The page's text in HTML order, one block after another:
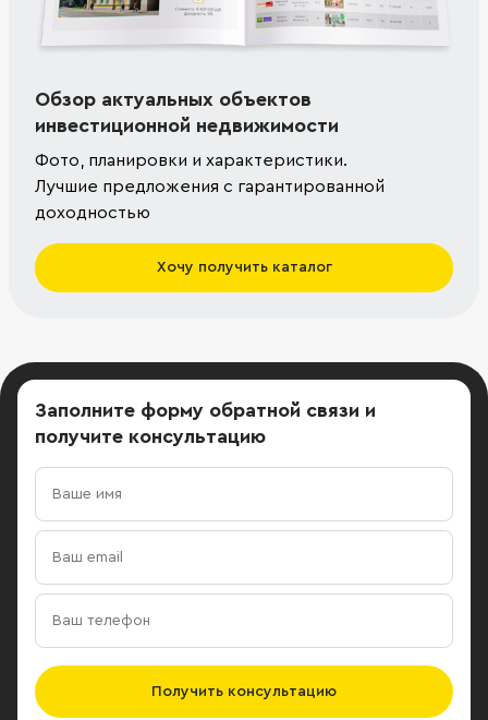
Обзор актуальных объектов
инвестиционной недвижимости
Фото, планировки и характеристики.
Лучшие предложения с гарантированной
доходностью
Хочу получить каталог
Заполните форму обратной связи и
получите консультацию
Получить консультацию